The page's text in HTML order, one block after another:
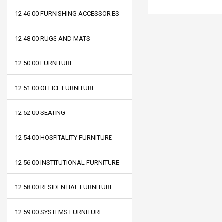
12 46 00 FURNISHING ACCESSORIES
12 48 00 RUGS AND MATS
12 50 00 FURNITURE
12 51 00 OFFICE FURNITURE
12 52 00 SEATING
12 54 00 HOSPITALITY FURNITURE
12 56 00 INSTITUTIONAL FURNITURE
12 58 00 RESIDENTIAL FURNITURE
12 59 00 SYSTEMS FURNITURE